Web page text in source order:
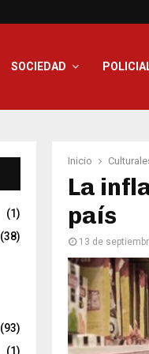
SOCIEDAD
Inicio
La
país
13 de
(1)
(38)
(93)
(1)